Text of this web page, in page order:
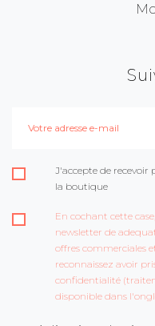
J'accepte de recevoir
la boutique
En cochant cette
newsletter de
offres commerciales
reconnaissez avoir
confidentialité
disponible dans